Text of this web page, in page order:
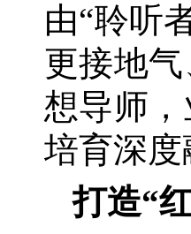
由“聆听
更接地
想导师
培育深
打造“